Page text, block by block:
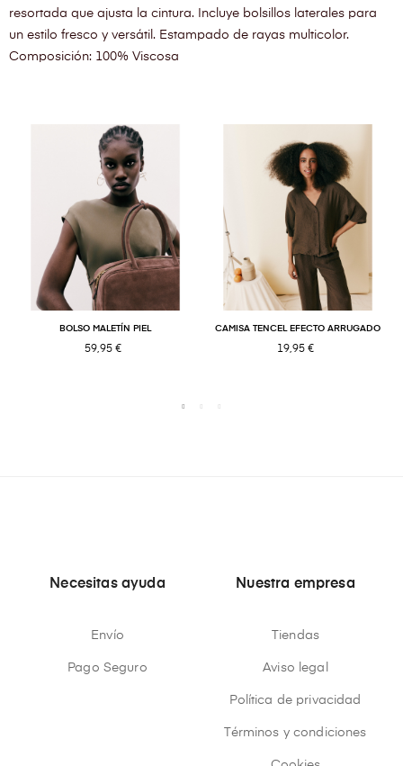
resortada que ajusta la cintura. Incluye bolsillos laterales para
un estilo fresco y versátil. Estampado de rayas multicolor.
Composición: 100% Viscosa
BOLSO MALETÍN PIEL
59,95 €
CAMISA TENCEL EFECTO ARRUGADO
19,95 €
Necesitas ayuda
Envío
Pago Seguro
Nuestra empresa
Tiendas
Aviso legal
Política de privacidad
Términos y condiciones